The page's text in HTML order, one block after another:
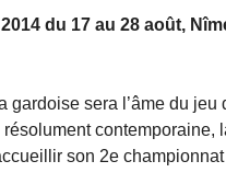
du 17 au 28 août,
gardoise sera l’âme du jeu
contemporaine,
son 2e